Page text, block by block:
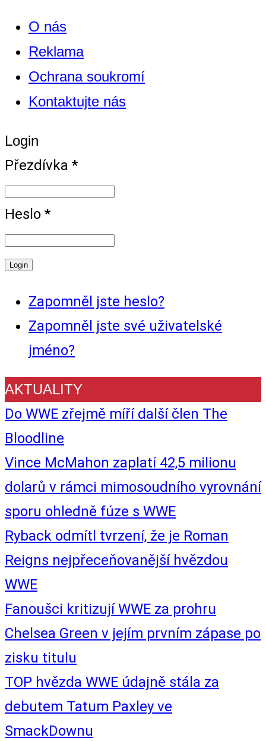
O nás
Reklama
Ochrana soukromí
Kontaktujte nás
Login
Přezdívka *
Heslo *
Zapomněl jste heslo?
Zapomněl jste své uživatelské
jméno?
AKTUALITY
Do WWE zřejmě míří další člen The
Bloodline
Vince McMahon zaplatí 42,5 milionu
dolarů v rámci mimosoudního vyrovnání
sporu ohledně fúze s WWE
Ryback odmítl tvrzení, že je Roman
Reigns nejpřeceňovanější hvězdou
WWE
Fanoušci kritizují WWE za prohru
Chelsea Green v jejím prvním zápase po
zisku titulu
TOP hvězda WWE údajně stála za
debutem Tatum Paxley ve
SmackDownu